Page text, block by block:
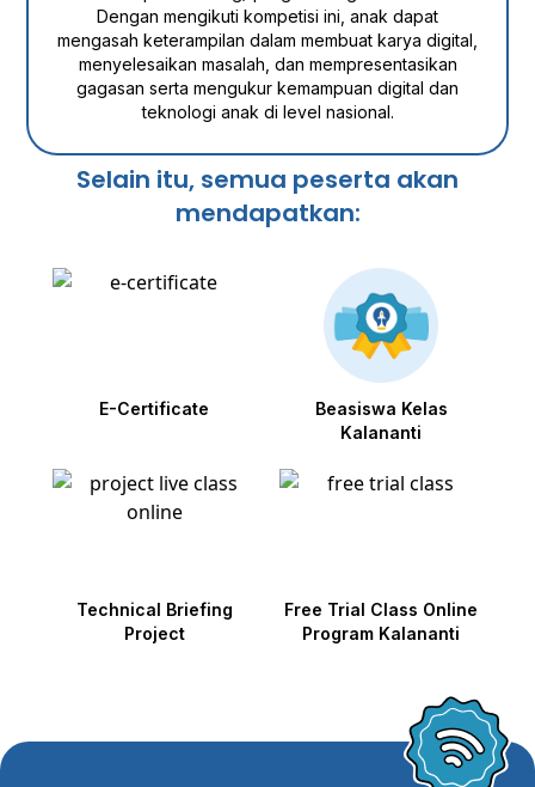
Dengan mengikuti kompetisi ini, anak dapat
mengasah keterampilan dalam membuat karya digital,
menyelesaikan masalah, dan mempresentasikan
gagasan serta mengukur kemampuan digital dan
teknologi anak di level nasional.
Selain itu, semua peserta akan
mendapatkan:
E-Certificate
Beasiswa Kelas
Kalananti
Technical Briefing
Project
Free Trial Class Online
Program Kalananti